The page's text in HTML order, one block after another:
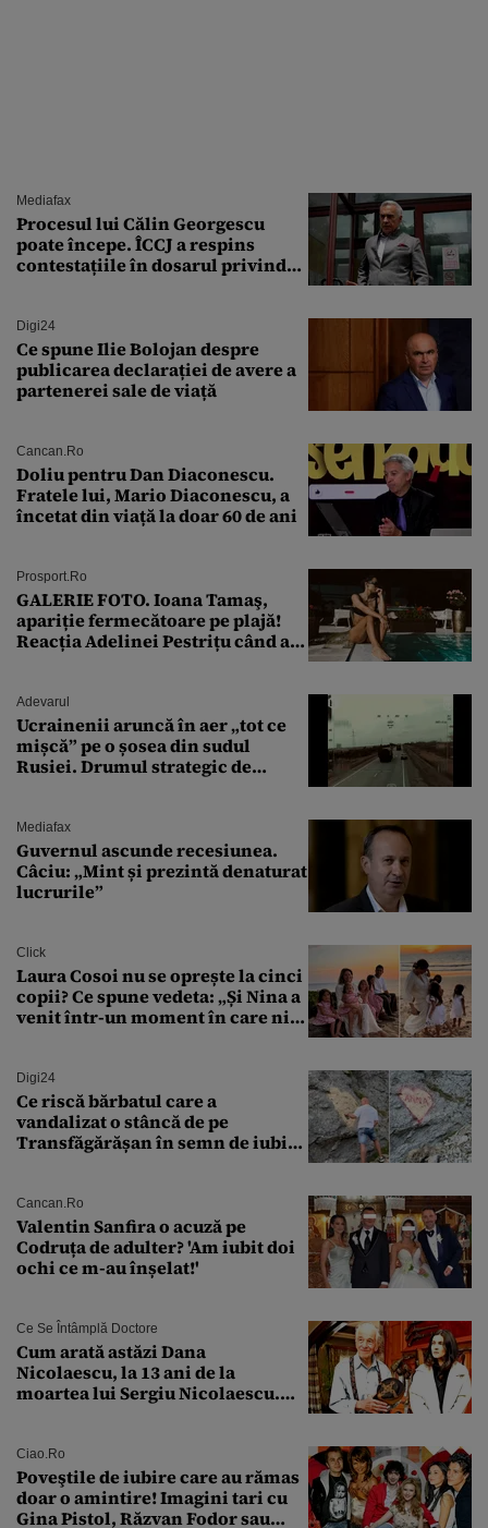
Mediafax
Procesul lui Călin Georgescu
poate începe. ÎCCJ a respins
contestațiile în dosarul privind
Digi24
Ce spune Ilie Bolojan despre
publicarea declarației de avere a
partenerei sale de viață
Cancan.ro
Doliu pentru Dan Diaconescu.
Fratele lui, Mario Diaconescu, a
încetat din viață la doar 60 de ani
Prosport.ro
GALERIE FOTO. Ioana Tamaş,
apariție fermecătoare pe plajă!
Reacția Adelinei Pestrițu când a
Adevarul
Ucrainenii aruncă în aer „tot ce
mișcă” pe o șosea din sudul
Rusiei. Drumul strategic de
Mediafax
Guvernul ascunde recesiunea.
Câciu: „Mint și prezintă denaturat
lucrurile”
Click
Laura Cosoi nu se oprește la cinci
copii? Ce spune vedeta: „Și Nina a
venit într-un moment în care nici
Digi24
Ce riscă bărbatul care a
vandalizat o stâncă de pe
Transfăgărășan în semn de iubire
Cancan.ro
Valentin Sanfira o acuză pe
Codruța de adulter? 'Am iubit doi
ochi ce m-au înșelat!'
Ce Se Întâmplă Doctore
Cum arată astăzi Dana
Nicolaescu, la 13 ani de la
moartea lui Sergiu Nicolaescu.
Ciao.ro
Poveştile de iubire care au rămas
doar o amintire! Imagini tari cu
Gina Pistol, Răzvan Fodor sau